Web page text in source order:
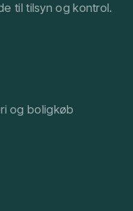
til tilsyn og kontrol.
og boligkøb